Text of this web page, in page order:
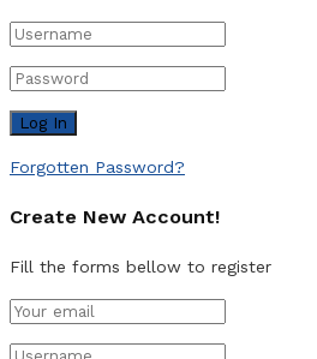
Forgotten Password?
Create New Account!
Fill the forms bellow to register